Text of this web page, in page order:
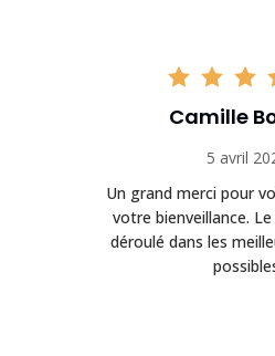
Camille
5 avril
Un grand merci pour
votre bienveillance.
déroulé dans les